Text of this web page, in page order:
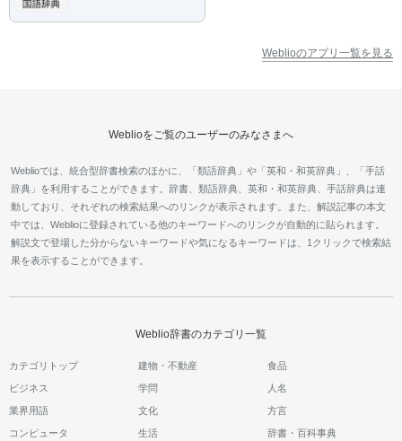
Weblioのアプリ一覧を見る
Weblioをご覧のユーザーのみなさまへ
Weblioでは、統合型辞書検索のほかに、「類語辞典」や「英和・和英辞典」、「手話
辞典」を利用することができます。辞書、類語辞典、英和・和英辞典、手話辞典は連
動しており、それぞれの検索結果へのリンクが表示されます。また、解説記事の本文
中では、Weblioに登録されている他のキーワードへのリンクが自動的に貼られます。
解説文で登場した分からないキーワードや気になるキーワードは、1クリックで検索結
果を表示することができます。
Weblio辞書のカテゴリ一覧
カテゴリトップ 建物・不動産 食品
ビジネス 学問 人名
業界用語 文化 方言
コンピュータ 生活 辞書・百科事典